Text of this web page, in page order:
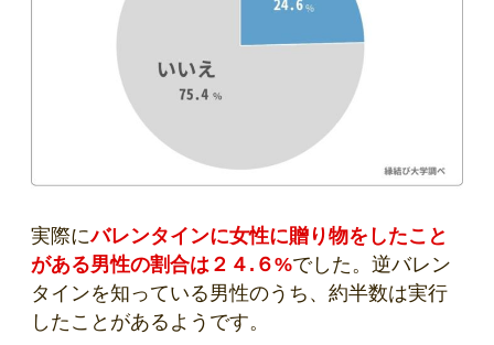
実際にバレンタインに女性に贈り物をしたこと
がある男性の割合は２４.６%でした。逆バレン
タインを知っている男性のうち、約半数は実行
したことがあるようです。